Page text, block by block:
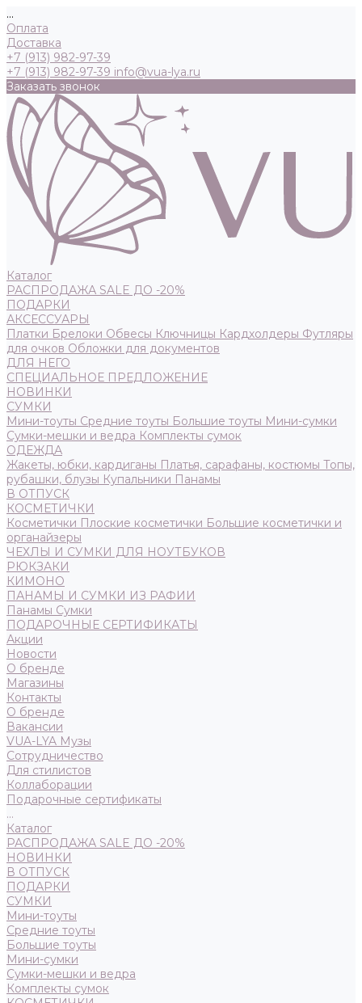
...
Оплата
Доставка
+7 (913) 982-97-39
+7 (913) 982-97-39 info@vua-lya.ru
Заказать звонок
Каталог
РАСПРОДАЖА SALE ДО -20%
ПОДАРКИ
АКСЕССУАРЫ
Платки Брелоки Обвесы Ключницы Кардхолдеры Футляры
для очков Обложки для документов
ДЛЯ НЕГО
СПЕЦИАЛЬНОЕ ПРЕДЛОЖЕНИЕ
НОВИНКИ
СУМКИ
Мини-тоуты Средние тоуты Большие тоуты Мини-сумки
Сумки-мешки и ведра Комплекты сумок
ОДЕЖДА
Жакеты, юбки, кардиганы Платья, сарафаны, костюмы Топы,
рубашки, блузы Купальники Панамы
В ОТПУСК
КОСМЕТИЧКИ
Косметички Плоские косметички Большие косметички и
органайзеры
ЧЕХЛЫ И СУМКИ ДЛЯ НОУТБУКОВ
РЮКЗАКИ
КИМОНО
ПАНАМЫ И СУМКИ ИЗ РАФИИ
Панамы Сумки
ПОДАРОЧНЫЕ СЕРТИФИКАТЫ
Акции
Новости
О бренде
Магазины
Контакты
О бренде
Вакансии
VUA-LYA Музы
Сотрудничество
Для стилистов
Коллаборации
Подарочные сертификаты
...
Каталог
РАСПРОДАЖА SALE ДО -20%
НОВИНКИ
В ОТПУСК
ПОДАРКИ
СУМКИ
Мини-тоуты
Средние тоуты
Большие тоуты
Мини-сумки
Сумки-мешки и ведра
Комплекты сумок